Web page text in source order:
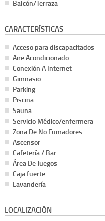
Balcón/Terraza
CARACTERÍSTICAS
Acceso para discapacitados
Aire Acondicionado
Conexión A Internet
Gimnasio
Parking
Piscina
Sauna
Servicio Médico/enfermera
Zona De No Fumadores
Ascensor
Cafetería / Bar
Área De Juegos
Caja fuerte
Lavandería
LOCALIZACIÓN